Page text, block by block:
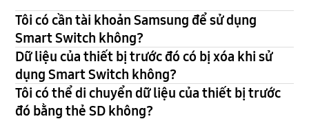
Tôi có cần tài khoản Samsung để sử dụng
Smart Switch không?
Dữ liệu của thiết bị trước đó có bị xóa khi sử
dụng Smart Switch không?
Tôi có thể di chuyển dữ liệu của thiết bị trước
đó bằng thẻ SD không?